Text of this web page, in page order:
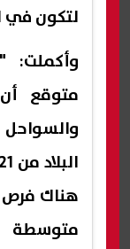
لتكون في
وأكملت:
هناك فرص
متوسطة